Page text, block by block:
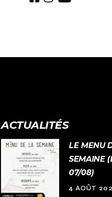
ACTUALITÉS
LE MENU
SEMAINE
07/08)
4 AOÛT